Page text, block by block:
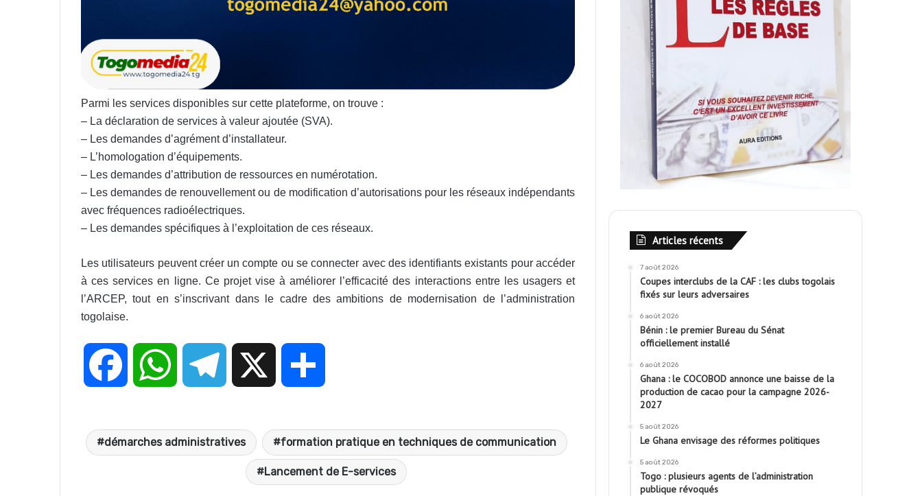
Parmi les services disponibles sur cette plateforme, on trouve :
– La déclaration de services à valeur ajoutée (SVA).
– Les demandes d’agrément d’installateur.
– L’homologation d’équipements.
– Les demandes d’attribution de ressources en numérotation.
– Les demandes de renouvellement ou de modification d’autorisations pour les réseaux indépendants
avec fréquences radioélectriques.
– Les demandes spécifiques à l’exploitation de ces réseaux.
Les utilisateurs peuvent créer un compte ou se connecter avec des identifiants existants pour accéder
à ces services en ligne. Ce projet vise à améliorer l’efficacité des interactions entre les usagers et
l’ARCEP, tout en s’inscrivant dans le cadre des ambitions de modernisation de l’administration
togolaise.
c a l r
démarches administratives formation pratique en techniques de communication
Lancement de E-services
Articles récents
7 août 2026
Coupes interclubs de la CAF : les clubs togolais
fixés sur leurs adversaires
6 août 2026
Bénin : le premier Bureau du Sénat
officiellement installé
6 août 2026
Ghana : le COCOBOD annonce une baisse de la
production de cacao pour la campagne 2026-
2027
5 août 2026
Le Ghana envisage des réformes politiques
5 août 2026
Togo : plusieurs agents de l’administration
publique révoqués